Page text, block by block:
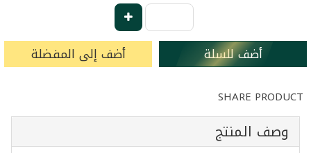
أضف للسلة أضف إلى المفضلة
SHARE PRODUCT
وصف المنتج